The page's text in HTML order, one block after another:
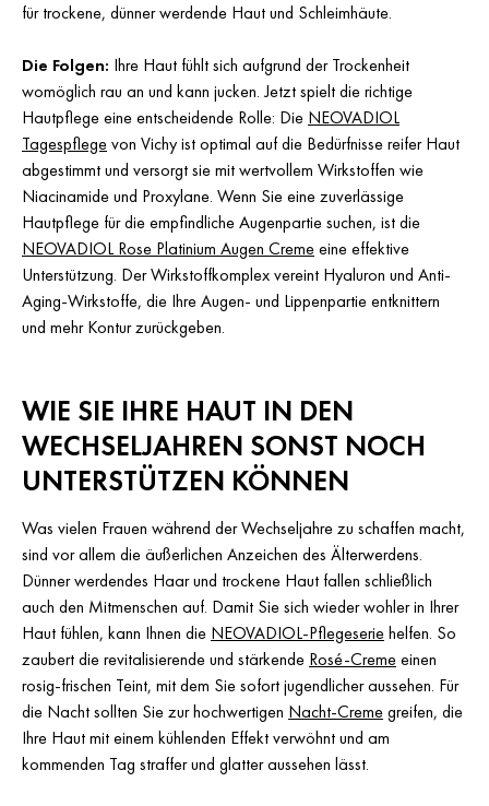
für trockene, dünner werdende Haut und Schleimhäute.
Die Folgen: Ihre Haut fühlt sich aufgrund der Trockenheit
womöglich rau an und kann jucken. Jetzt spielt die richtige
Hautpflege eine entscheidende Rolle: Die NEOVADIOL
Tagespflegevon Vichy ist optimal auf die Bedürfnisse reifer Haut
abgestimmt und versorgt sie mit wertvollem Wirkstoffen wie
Niacinamide und Proxylane. Wenn Sie eine zuverlässige
Hautpflege für die empfindliche Augenpartie suchen, ist die
NEOVADIOL Rose Platinium Augen Cremeeine effektive
Unterstützung. Der Wirkstoffkomplex vereint Hyaluron und Anti-
Aging-Wirkstoffe, die Ihre Augen- und Lippenpartie entknittern
und mehr Kontur zurückgeben.
WIE SIE IHRE HAUT IN DEN
WECHSELJAHREN SONST NOCH
UNTERSTÜTZEN KÖNNEN
Was vielen Frauen während der Wechseljahre zu schaffen macht,
sind vor allem die äußerlichen Anzeichen des Älterwerdens.
Dünner werdendes Haar und trockene Haut fallen schließlich
auch den Mitmenschen auf. Damit Sie sich wieder wohler in Ihrer
Haut fühlen, kann Ihnen die NEOVADIOL-Pflegeseriehelfen. So
zaubert die revitalisierende und stärkende Rosé-Cremeeinen
rosig-frischen Teint, mit dem Sie sofort jugendlicher aussehen. Für
die Nacht sollten Sie zur hochwertigen Nacht-Cremegreifen, die
Ihre Haut mit einem kühlenden Effekt verwöhnt und am
kommenden Tag straffer und glatter aussehen lässt.